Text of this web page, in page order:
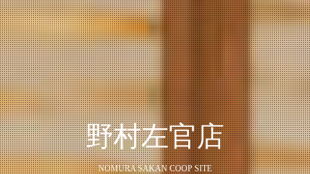
野村左官店
NOMURA SAKAN COOP SITE